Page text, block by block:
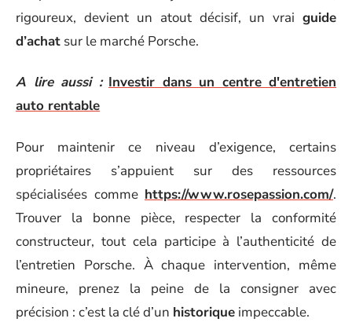
rigoureux, devient un atout décisif, un vrai guide
d’achat sur le marché Porsche.
A lire aussi : Investir dans un centre d'entretien
auto rentable
Pour maintenir ce niveau d’exigence, certains
propriétaires s’appuient sur des ressources
spécialisées comme https://www.rosepassion.com/.
Trouver la bonne pièce, respecter la conformité
constructeur, tout cela participe à l’authenticité de
l’entretien Porsche. À chaque intervention, même
mineure, prenez la peine de la consigner avec
précision : c’est la clé d’un historique impeccable.